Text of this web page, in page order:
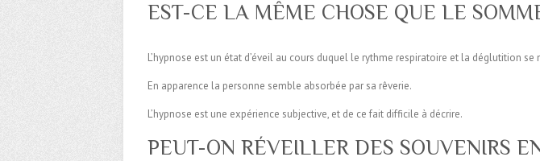
EST-CE LA MÊME CHOSE QUE LE
L’hypnose est un état d’éveil au cours duquel le rythme respiratoire et la déglutition se
En apparence la personne semble absorbée par sa rêverie.
L’hypnose est une expérience subjective, et de ce fait difficile à décrire.
PEUT-ON RÉVEILLER DES SOUVENIRS